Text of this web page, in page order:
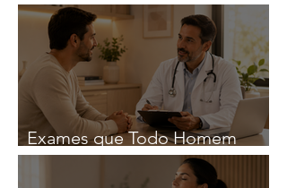
Exames que Todo Homem
Deveria Fazer Regularmente